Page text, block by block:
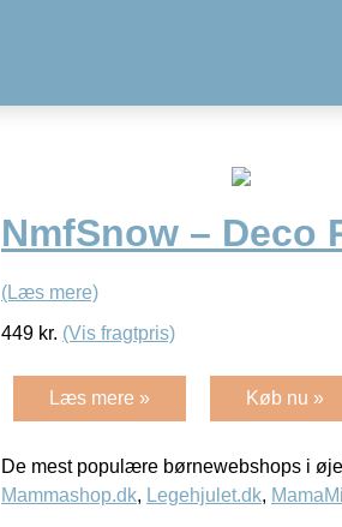
NmfSnow – Deco
(Læs mere)
449 kr. (Vis fragtpris)
Læs mere » Køb nu »
De mest populære børnewebshops i
Mammashop.dk, Legehjulet.dk,